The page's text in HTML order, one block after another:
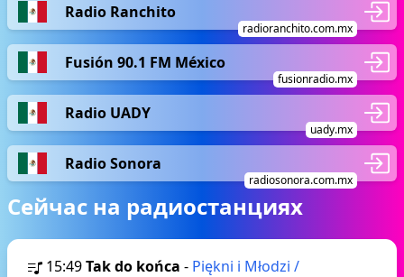
Radio Ranchito
radioranchito.com.mx
Fusión 90.1 FM México
fusionradio.mx
Radio UADY
uady.mx
Radio Sonora
radiosonora.com.mx
Сейчас на радиостанциях
15:49Tak do końca - Piękni i Młodzi /